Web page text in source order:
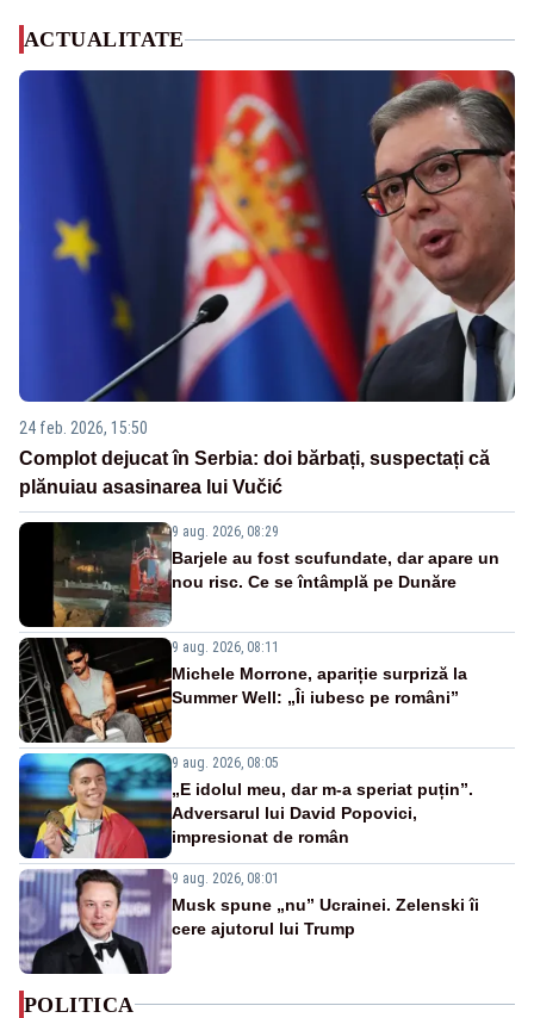
ACTUALITATE
24 feb. 2026, 15:50
Complot dejucat în Serbia: doi bărbați, suspectați că
plănuiau asasinarea lui Vučić
9 aug. 2026, 08:29
Barjele au fost scufundate, dar apare un
nou risc. Ce se întâmplă pe Dunăre
9 aug. 2026, 08:11
Michele Morrone, apariție surpriză la
Summer Well: „Îi iubesc pe români”
9 aug. 2026, 08:05
„E idolul meu, dar m-a speriat puțin”.
Adversarul lui David Popovici,
impresionat de român
9 aug. 2026, 08:01
Musk spune „nu” Ucrainei. Zelenski îi
cere ajutorul lui Trump
POLITICA